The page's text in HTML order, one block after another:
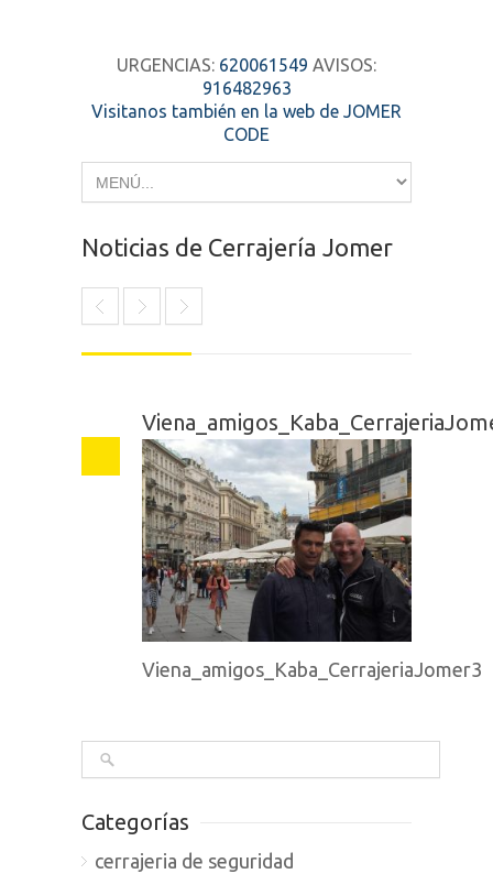
URGENCIAS: 620061549 AVISOS:
916482963
Visitanos también en la web de JOMER
CODE
Noticias de Cerrajería Jomer
Viena_amigos_Kaba_CerrajeriaJomer3
Categorías
cerrajeria de seguridad